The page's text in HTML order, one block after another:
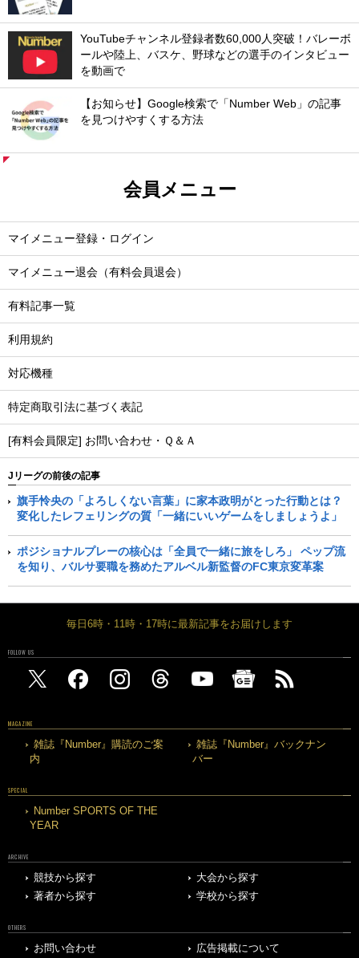
YouTubeチャンネル登録者数60,000人突破！バレーボ
ールや陸上、バスケ、野球などの選手のインタビュー
を動画で
【お知らせ】Google検索で「Number Web」の記事
を見つけやすくする方法
会員メニュー
マイメニュー登録・ログイン
マイメニュー退会（有料会員退会）
有料記事一覧
利用規約
対応機種
特定商取引法に基づく表記
[有料会員限定] お問い合わせ・Ｑ＆Ａ
Jリーグの前後の記事
旗手怜央の「よろしくない言葉」に家本政明がとった行動とは？
変化したレフェリングの質「一緒にいいゲームをしましょうよ」
ポジショナルプレーの核心は「全員で一緒に旅をしろ」 ペップ流
を知り、バルサ要職を務めたアルベル新監督のFC東京変革案
毎日6時・11時・17時に最新記事をお届けします
FOLLOW US
MAGAZINE
雑誌『Number』購読のご案
内
雑誌『Number』バックナン
バー
SPECIAL
Number SPORTS OF THE
YEAR
ARCHIVE
競技から探す
大会から探す
著者から探す
学校から探す
OTHERS
お問い合わせ 広告掲載について